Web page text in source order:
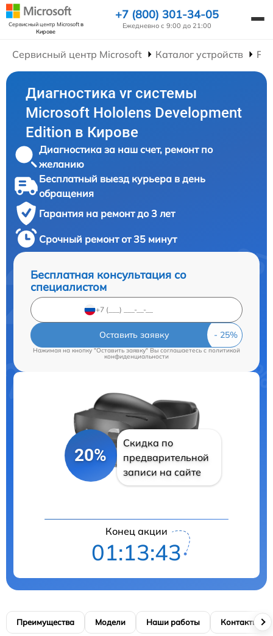
Сервисный центр Microsoftв
Кирове
+7 (800) 301-34-05
Ежедневно с 9:00 до 21:00
Сервисный центр Microsoft Каталог устройств
Диагностика vr системы
Microsoft Hololens Development
Edition в Кирове
Диагностика за наш счет, ремонт по
желанию
Бесплатный выезд курьера в день
обращения
Гарантия на ремонт до 3 лет
Срочный ремонт от 35 минут
Бесплатная консультация со
специалистом
Оставить заявку
Нажимая на кнопку "Оставить заявку" Вы соглашаетесь cполитикой
конфиденциальности
20%
Скидка по
предварительной
записи на сайте
Конец акции
01:13:43
Преимущества Модели Наши работы Контакты